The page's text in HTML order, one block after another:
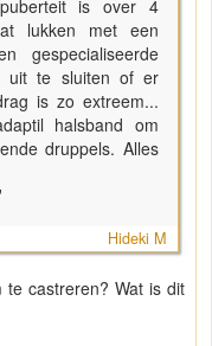
is over 4
lukken met een
gespecialiseerde
uit te sluiten of er
is zo extreem...
halsband om
druppels. Alles
Hideki M
castreren? Wat is dit